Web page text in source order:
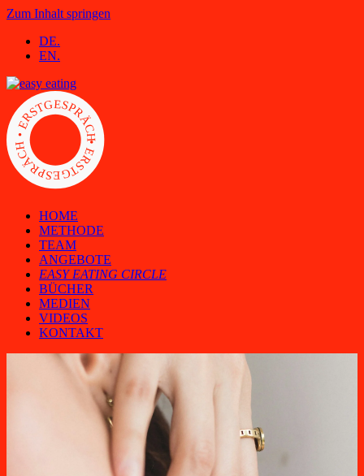
Zum Inhalt springen
DE.
EN.
• ERSTGESPRÄCH • ERSTGESPRÄCH
HOME
METHODE
TEAM
ANGEBOTE
EASY EATING CIRCLE
BÜCHER
MEDIEN
VIDEOS
KONTAKT